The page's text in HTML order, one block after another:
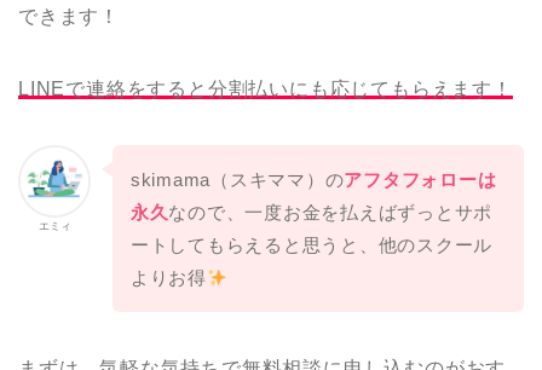
できます！
LINEで連絡をすると分割払いにも応じてもらえます！
エミィ
skimama（スキママ）のアフタフォローは
永久なので、一度お金を払えばずっとサポ
ートしてもらえると思うと、他のスクール
よりお得